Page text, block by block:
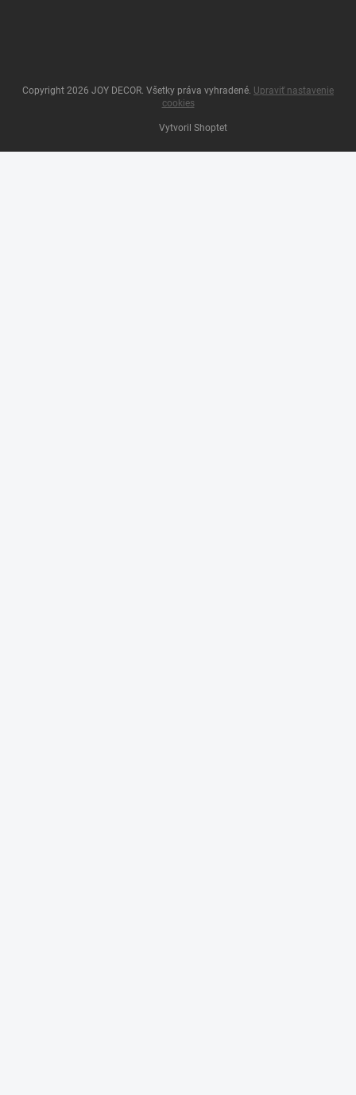
Vytvoril Shoptet
Copyright 2026 JOY DECOR. Všetky práva vyhradené. Upraviť nastavenie
cookies